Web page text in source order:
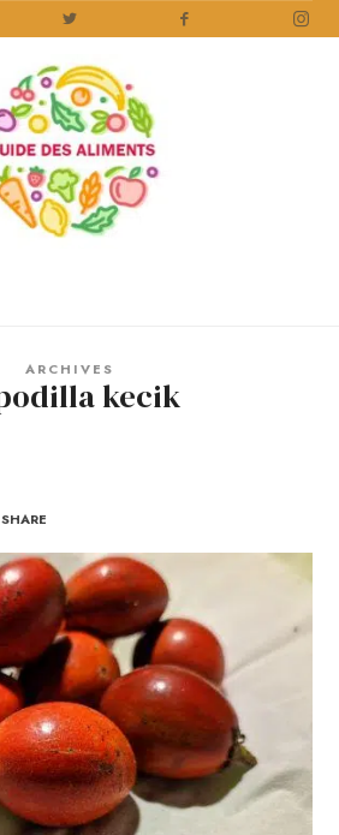
ARCHIVES
kecik
SHARE